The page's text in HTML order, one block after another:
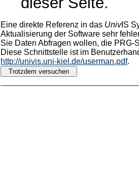
Eine direkte Referenz in das UnivIS
Aktualisierung der Software sehr
Sie Daten Abfragen wollen, die PRG-
Diese Schnittstelle ist im
http://univis.uni-kiel.de/userman.pdf.